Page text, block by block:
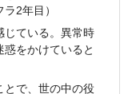
2年目）
じている。異常時
をかけていると
とで、世の中の役